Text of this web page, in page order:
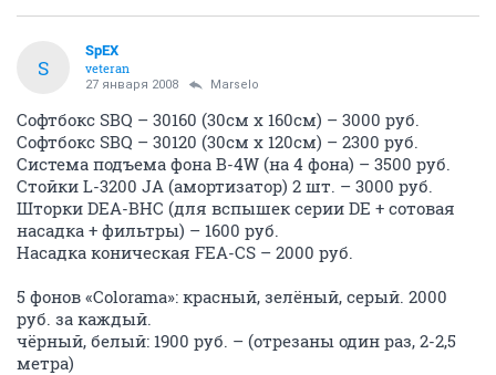
S
SpEX
veteran
27 января 2008 Marselo
Софтбокс SBQ – 30160 (30см х 160см) – 3000 руб.
Софтбокс SBQ – 30120 (30см х 120см) – 2300 руб.
Система подъема фона B-4W (на 4 фона) – 3500 руб.
Стойки L-3200 JA (амортизатор) 2 шт. – 3000 руб.
Шторки DEA-BHC (для вспышек серии DE + сотовая
насадка + фильтры) – 1600 руб.
Насадка коническая FEA-CS – 2000 руб.
5 фонов «Colorama»: красный, зелёный, серый. 2000
руб. за каждый.
чёрный, белый: 1900 руб. – (отрезаны один раз, 2-2,5
метра)